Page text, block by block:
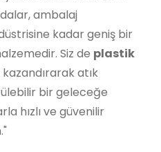
ambalaj
kadar geniş bir
Siz de plastik
atık
bir geleceğe
hızlı ve güvenilir